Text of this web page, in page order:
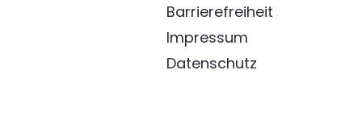
Barrierefreiheit
Impressum
Datenschutz